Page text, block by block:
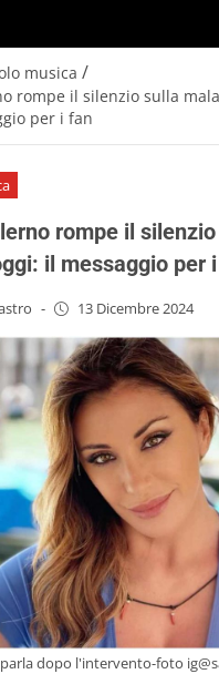
musica /
rompe il silenzio sulla
per i fan
rompe il
il messaggio per
- 13 Dicembre 2024
dopo l'intervento-foto